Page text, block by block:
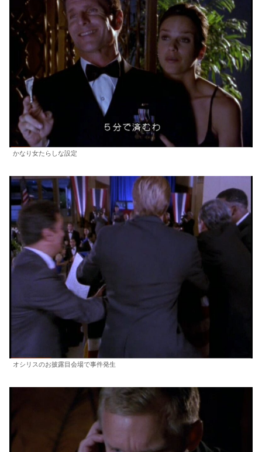
かなり女たらしな設定
オシリスのお披露目会場で事件発生